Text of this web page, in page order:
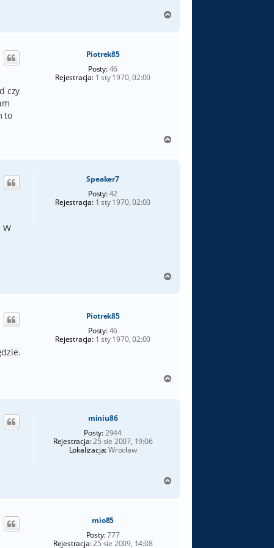
g
Piotrek85
Posty:46
Rejestracja:1 sty 1970, 02:00
czy
to
g
Speaker7
Posty:42
Rejestracja:1 sty 1970, 02:00
W
g
Piotrek85
Posty:46
Rejestracja:1 sty 1970, 02:00
g
miniu86
Posty:2944
Rejestracja:25 sie 2007, 19:06
Lokalizacja:Wrocław
g
mio85
Posty:777
Rejestracja:25 sie 2009, 14:08